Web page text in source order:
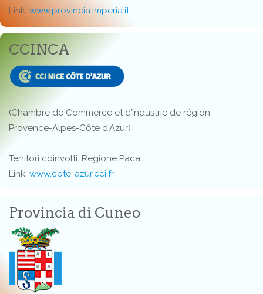
Link: www.provincia.imperia.it
CCINCA
(Chambre de Commerce et d’Industrie de région
Provence-Alpes-Côte d'Azur)
Territori coinvolti: Regione Paca
Link: www.cote-azur.cci.fr
Provincia di Cuneo